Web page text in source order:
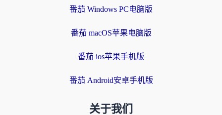
番茄 Windows PC电脑版
番茄 macOS苹果电脑版
番茄 ios苹果手机版
番茄 Android安卓手机版
关于我们